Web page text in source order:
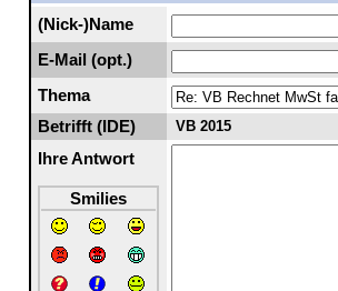
(Nick-)Name
E-Mail (opt.)
Thema
Betrifft (IDE)
VB 2015
Ihre Antwort
Smilies